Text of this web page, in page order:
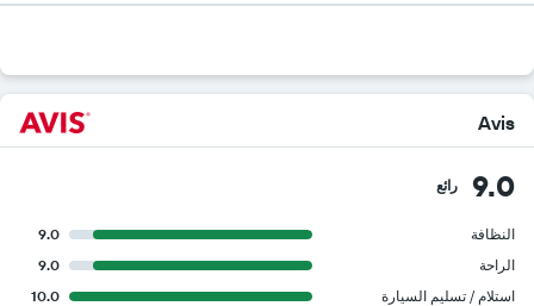
Avis
9.0 رائع
النظافة
9.0
الراحة
9.0
استلام / تسليم السيارة
10.0